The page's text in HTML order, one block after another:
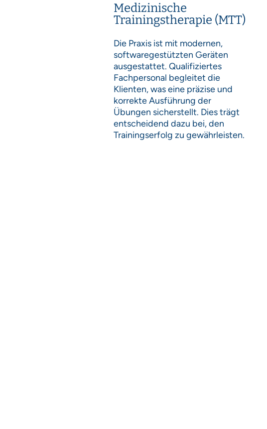
Medizinische
Trainingstherapie (MTT)
Die Praxis ist mit modernen,
softwaregestützten Geräten
ausgestattet. Qualifiziertes
Fachpersonal begleitet die
Klienten, was eine präzise und
korrekte Ausführung der
Übungen sicherstellt. Dies trägt
entscheidend dazu bei, den
Trainingserfolg zu gewährleisten.